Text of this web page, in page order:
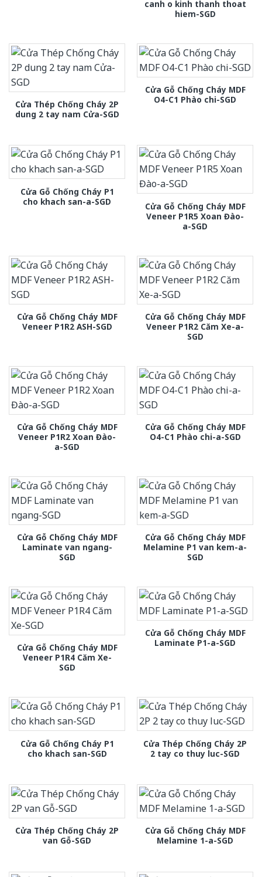
canh o kinh thanh thoat
hiem-SGD
Cửa Thép Chống Cháy 2P
dung 2 tay nam Cửa-SGD
Cửa Gỗ Chống Cháy MDF
O4-C1 Phào chi-SGD
Cửa Gỗ Chống Cháy P1
cho khach san-a-SGD
Cửa Gỗ Chống Cháy MDF
Veneer P1R5 Xoan Đào-
a-SGD
Cửa Gỗ Chống Cháy MDF
Veneer P1R2 ASH-SGD
Cửa Gỗ Chống Cháy MDF
Veneer P1R2 Căm Xe-a-
SGD
Cửa Gỗ Chống Cháy MDF
Veneer P1R2 Xoan Đào-
a-SGD
Cửa Gỗ Chống Cháy MDF
O4-C1 Phào chi-a-SGD
Cửa Gỗ Chống Cháy MDF
Laminate van ngang-
SGD
Cửa Gỗ Chống Cháy MDF
Melamine P1 van kem-a-
SGD
Cửa Gỗ Chống Cháy MDF
Veneer P1R4 Căm Xe-
SGD
Cửa Gỗ Chống Cháy MDF
Laminate P1-a-SGD
Cửa Gỗ Chống Cháy P1
cho khach san-SGD
Cửa Thép Chống Cháy 2P
2 tay co thuy luc-SGD
Cửa Thép Chống Cháy 2P
van Gỗ-SGD
Cửa Gỗ Chống Cháy MDF
Melamine 1-a-SGD